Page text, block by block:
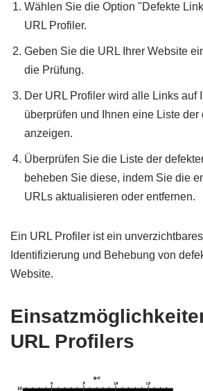
Wählen Sie die Option "Defekte
URL Profiler.
Geben Sie die URL Ihrer Website
die Prüfung.
Der URL Profiler wird alle Links auf
überprüfen und Ihnen eine Liste der
anzeigen.
Überprüfen Sie die Liste der
beheben Sie diese, indem Sie die
URLs aktualisieren oder entfernen.
Ein URL Profiler ist ein
Identifizierung und Behebung von
Website.
URL Profilers